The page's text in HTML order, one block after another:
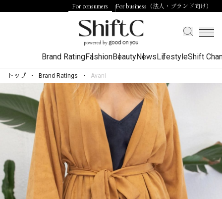
For consumers For business（法人・ブランド向け）
Brand RatingFashionBeautyNewsLifestyleShift
トップ Brand Ratings Avani